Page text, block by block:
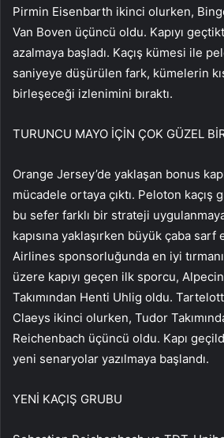
Pirmin Eisenbarth ikinci olurken,
Van Boven üçüncü oldu. Kapıyı
azalmaya başladı. Kaçış kümesi ile
saniyeye düşürülen fark, kümelerin
birleşeceği izlenimini bıraktı.
TURUNCU MAYO İÇİN ÇOK GÜZEL
Orange Jersey’de yaklaşan bonus
mücadele ortaya çıktı. Peloton kaçış
bu sefer farklı bir strateji
kapısına yaklaşırken büyük çaba
Airlines sponsorluğunda en iyi
üzere kapıyı geçen ilk sporcu,
Takımından Henti Uhlig oldu.
Claeys ikinci olurken, Tudor
Reichenbach üçüncü oldu. Kapı
yeni senaryolar yazılmaya başlandı.
YENİ KAÇIŞ GRUBU